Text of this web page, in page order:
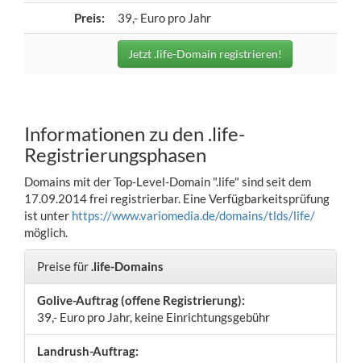
Preis: 39,- Euro pro Jahr
Jetzt .life-Domain registrieren!
Informationen zu den .life-
Registrierungsphasen
Domains mit der Top-Level-Domain ".life" sind seit dem
17.09.2014 frei registrierbar. Eine Verfügbarkeitsprüfung
ist unter https://www.variomedia.de/domains/tlds/life/
möglich.
Preise für.life-Domains
Golive-Auftrag (offene Registrierung):
39,- Euro pro Jahr, keine Einrichtungsgebühr
Landrush-Auftrag: